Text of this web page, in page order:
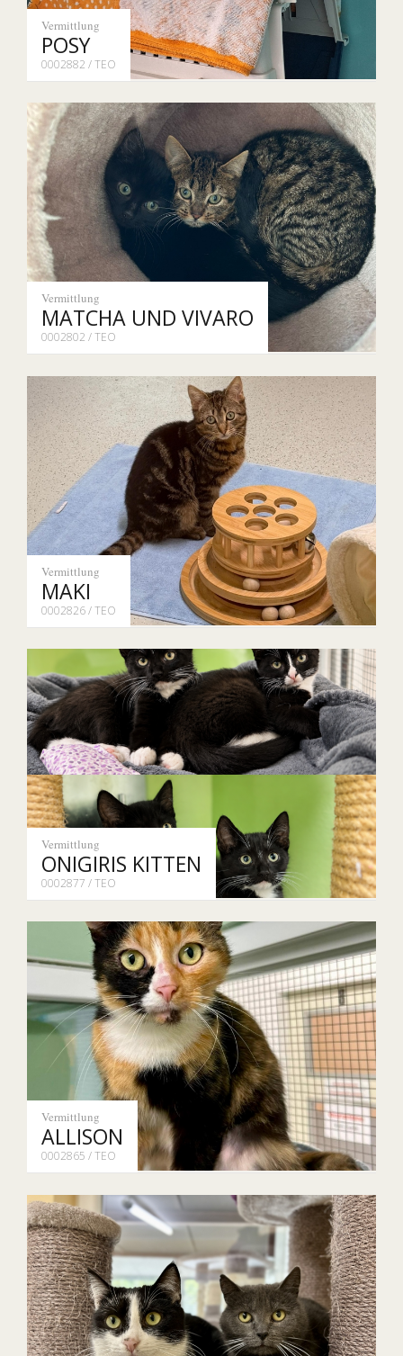
Vermittlung
POSY
0002882 / TEO
Vermittlung
MATCHA UND VIVARO
0002802 / TEO
Vermittlung
MAKI
0002826 / TEO
Vermittlung
ONIGIRIS KITTEN
0002877 / TEO
Vermittlung
ALLISON
0002865 / TEO